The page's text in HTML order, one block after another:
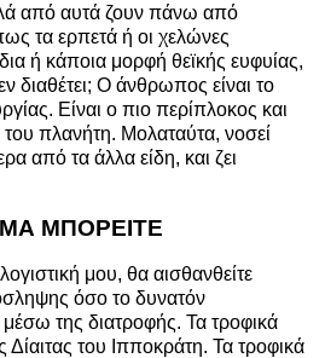
από αυτά ζουν πάνω από
τα ερπετά ή οι χελώνες
ή κάποια μορφή θεϊκής ευφυίας,
διαθέτει; Ο άνθρωπος είναι το
Είναι ο πιο περίπλοκος και
του πλανήτη. Μολαταύτα, νοσεί
από τα άλλα είδη, και ζει
ΜΠΟΡΕΙΤΕ
μου, θα αισθανθείτε
όσο το δυνατόν
της διατροφής. Τα τροφικά
Δίαιτας του Ιπποκράτη. Τα τροφικά